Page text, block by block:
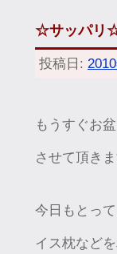
☆サッパリ
投稿日:
もうすぐお
させて頂き
今日もとっ
イス枕など